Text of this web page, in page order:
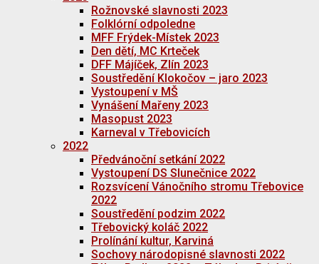
Rožnovské slavnosti 2023
Folklórní odpoledne
MFF Frýdek-Místek 2023
Den dětí, MC Krteček
DFF Májíček, Zlín 2023
Soustředění Klokočov – jaro 2023
Vystoupení v MŠ
Vynášení Mařeny 2023
Masopust 2023
Karneval v Třebovicích
2022
Předvánoční setkání 2022
Vystoupení DS Slunečnice 2022
Rozsvícení Vánočního stromu Třebovice
2022
Soustředění podzim 2022
Třebovický koláč 2022
Prolínání kultur, Karviná
Sochovy národopisné slavnosti 2022